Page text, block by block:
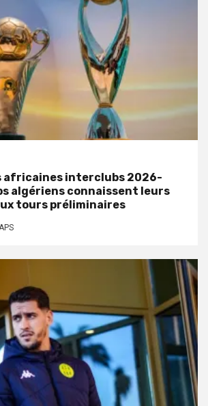
africaines interclubs 2026-
algériens connaissent leurs
tours préliminaires